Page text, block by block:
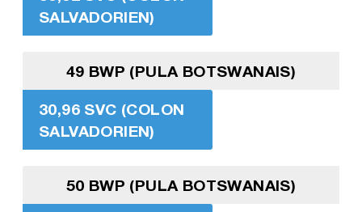
SALVADORIEN)
49 BWP (PULA BOTSWANAIS)
30,96 SVC (COLON
SALVADORIEN)
50 BWP (PULA BOTSWANAIS)